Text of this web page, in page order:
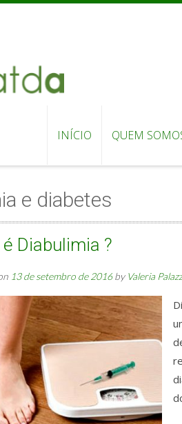
INÍCIO QUEM
e diabetes
é Diabulimia ?
13 de setembro de 2016by Valeria